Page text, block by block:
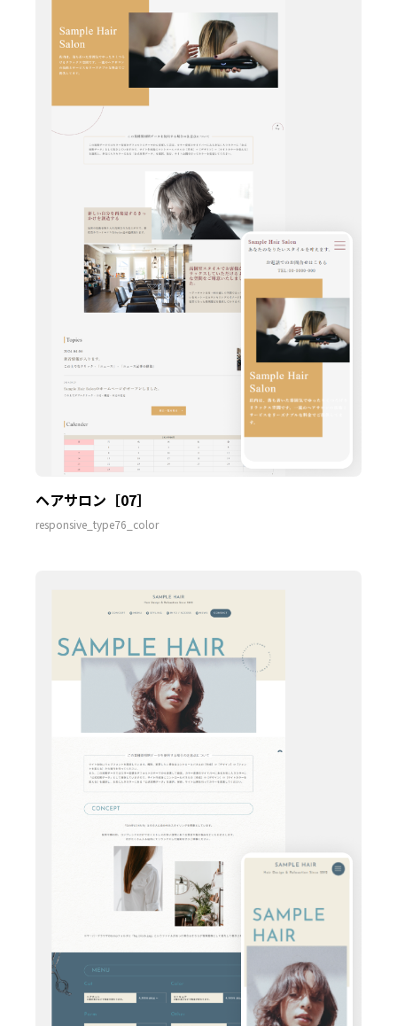
ヘアサロン［07］
responsive_type76_color